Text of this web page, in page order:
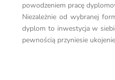
powodzeniem pracę
Niezależnie od wybranej
dyplom to inwestycja w
pewnością przyniesie